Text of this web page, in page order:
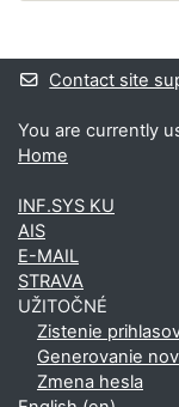
Contact site
You are currently
Home
INF.SYS KU
AIS
E-MAIL
STRAVA
UŽITOČNÉ
Zistenie
Generovanie
Zmena hesla